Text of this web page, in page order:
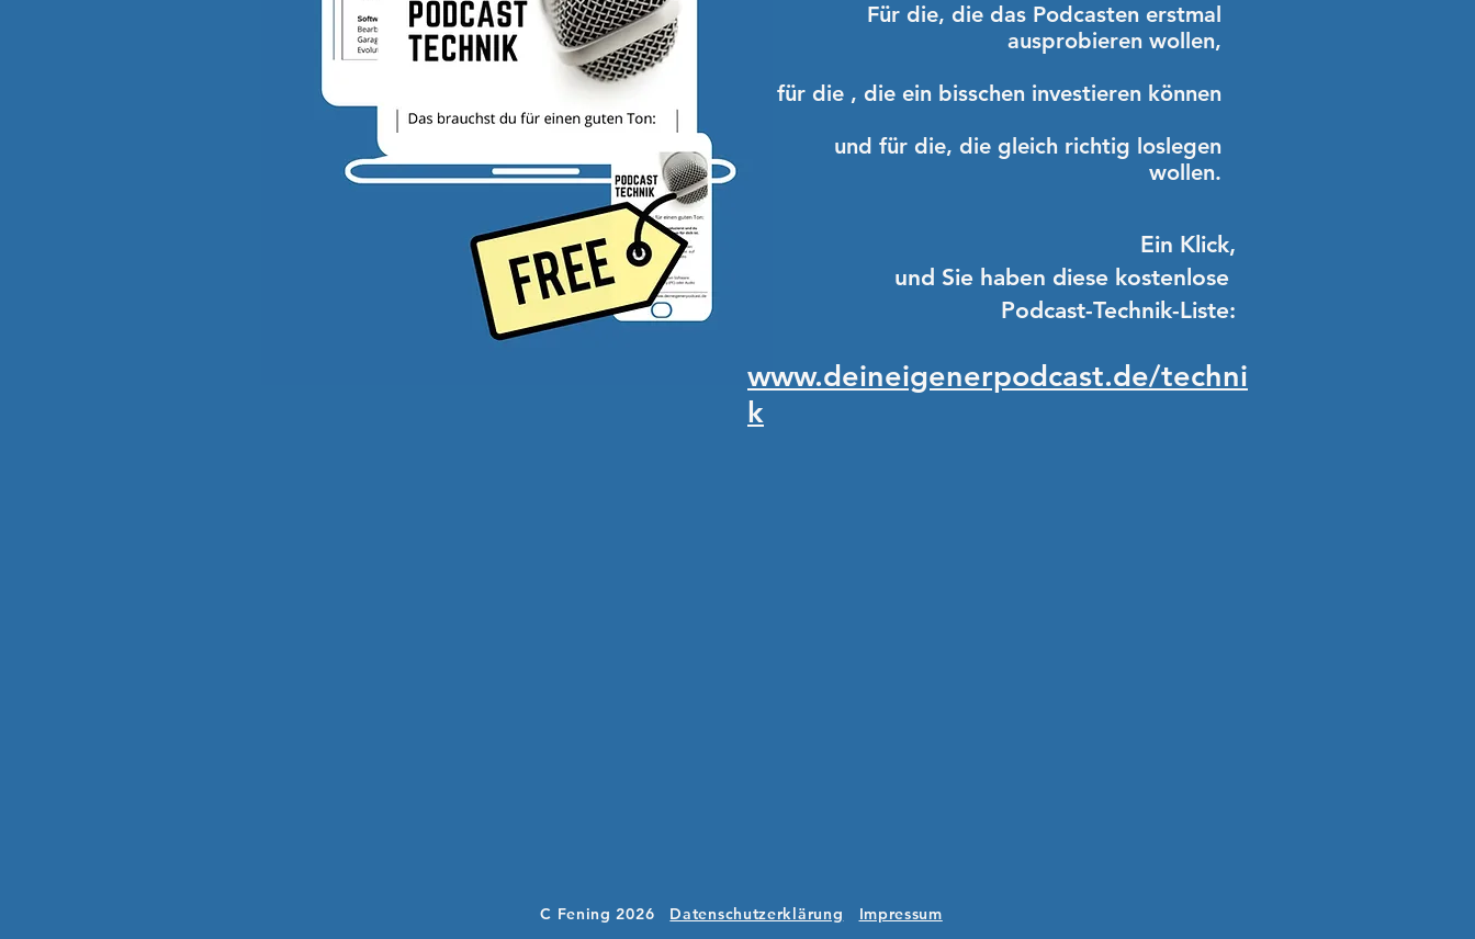
Für die, die das Podcasten erstmal
ausprobieren wollen,
für die , die ein bisschen investieren können
und für die, die gleich richtig loslegen
wollen.
Ein Klick,
und Sie haben diese kostenlose
Podcast-Technik-Liste:
www.deineigenerpodcast.de/techni
k
C Fening 2026 Datenschutzerklärung Impressum